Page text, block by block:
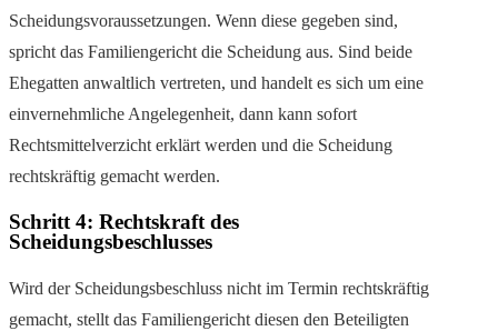
Scheidungsvoraussetzungen. Wenn diese gegeben sind,
spricht das Familiengericht die Scheidung aus. Sind beide
Ehegatten anwaltlich vertreten, und handelt es sich um eine
einvernehmliche Angelegenheit, dann kann sofort
Rechtsmittelverzicht erklärt werden und die Scheidung
rechtskräftig gemacht werden.
Schritt 4: Rechtskraft des
Scheidungsbeschlusses
Wird der Scheidungsbeschluss nicht im Termin rechtskräftig
gemacht, stellt das Familiengericht diesen den Beteiligten